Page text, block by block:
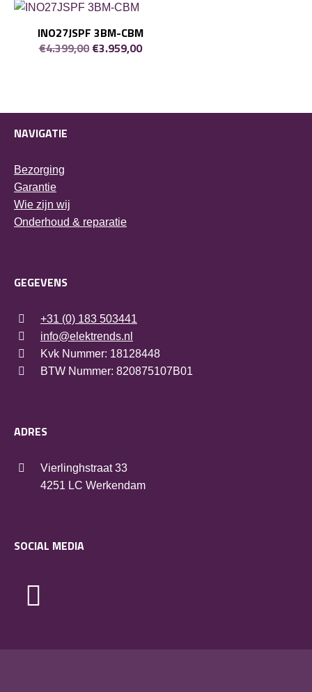
was:
€3.899,00.€3.509,00.
INO27JSPF 3BM-CBM
€4.399,00 Oorspronkelijke
€3.959,00Huidige
NAVIGATIE
Bezorging
Garantie
Wie zijn wij
Onderhoud & reparatie
GEGEVENS
+31 (0) 183 503441
info@elektrends.nl
Kvk Nummer: 18128448
BTW Nummer: 820875107B01
ADRES
Vierlinghstraat 33
4251 LC Werkendam
SOCIAL MEDIA